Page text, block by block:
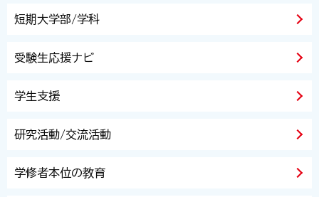
短期大学部/学科
受験生応援ナビ
学生支援
研究活動/交流活動
学修者本位の教育